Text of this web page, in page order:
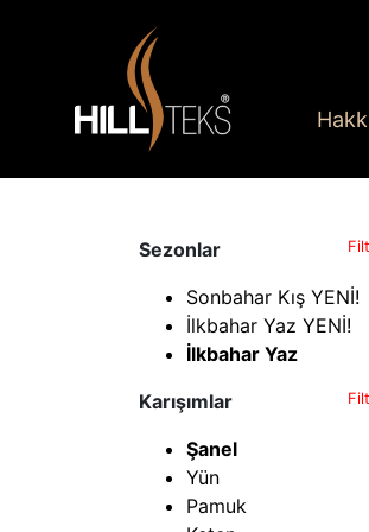
Sezonlar
Sonbahar Kış YENİ!
İlkbahar Yaz YENİ!
İlkbahar Yaz
Karışımlar
Şanel
Yün
Pamuk